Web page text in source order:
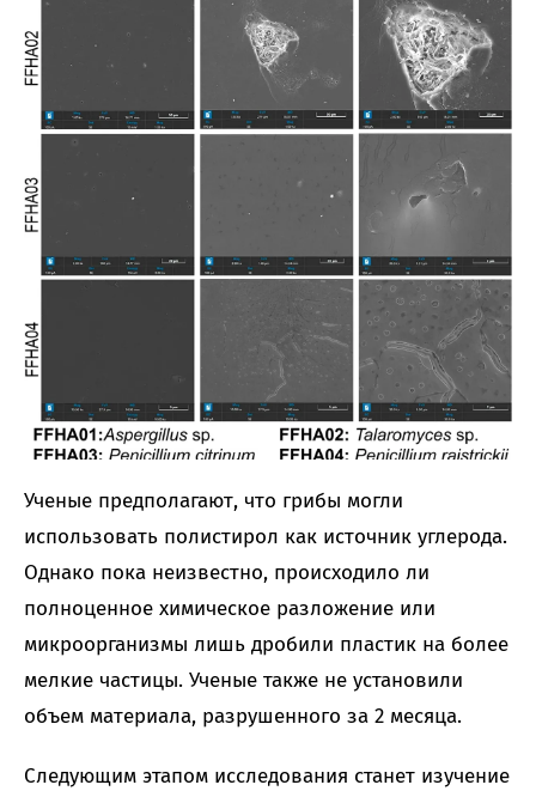
Ученые предполагают, что грибы могли
использовать полистирол как источник углерода.
Однако пока неизвестно, происходило ли
полноценное химическое разложение или
микроорганизмы лишь дробили пластик на более
мелкие частицы. Ученые также не установили
объем материала, разрушенного за 2 месяца.
Следующим этапом исследования станет изучение